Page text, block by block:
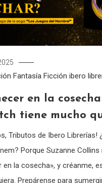
Fantasía Ficción ibero
en la
tiene mucho
Tributos de Ibero Librerías!
Porque Suzanne
en la cosecha», y créanme,
Prepárense para